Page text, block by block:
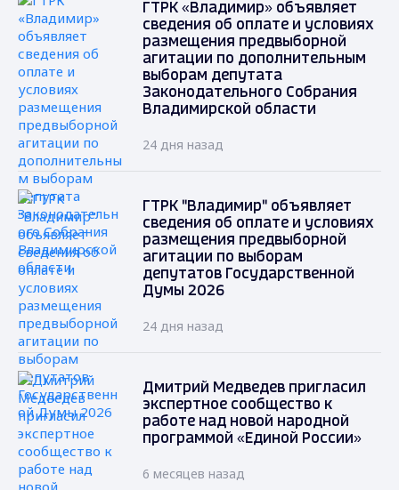
ГТРК «Владимир» объявляет
сведения об оплате и условиях
размещения предвыборной
агитации по дополнительным
выборам депутата
Законодательного Собрания
Владимирской области
24 дня назад
ГТРК "Владимир" объявляет
сведения об оплате и условиях
размещения предвыборной
агитации по выборам
депутатов Государственной
Думы 2026
24 дня назад
Дмитрий Медведев пригласил
экспертное сообщество к
работе над новой народной
программой «Единой России»
6 месяцев назад